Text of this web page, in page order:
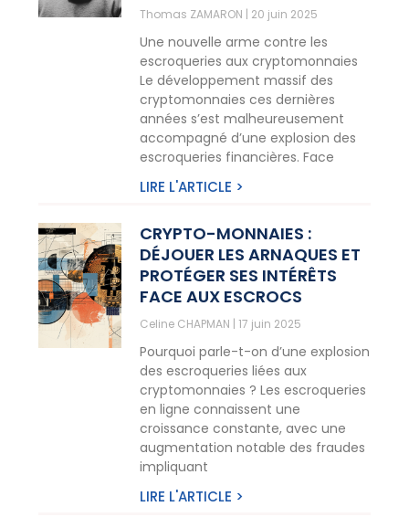
Thomas ZAMARON 20 juin 2025
Une nouvelle arme contre les
escroqueries aux cryptomonnaies
Le développement massif des
cryptomonnaies ces dernières
années s’est malheureusement
accompagné d’une explosion des
escroqueries financières. Face
LIRE L'ARTICLE >
CRYPTO-MONNAIES :
DÉJOUER LES ARNAQUES ET
PROTÉGER SES INTÉRÊTS
FACE AUX ESCROCS
Celine CHAPMAN 17 juin 2025
Pourquoi parle-t-on d’une explosion
des escroqueries liées aux
cryptomonnaies ? Les escroqueries
en ligne connaissent une
croissance constante, avec une
augmentation notable des fraudes
impliquant
LIRE L'ARTICLE >